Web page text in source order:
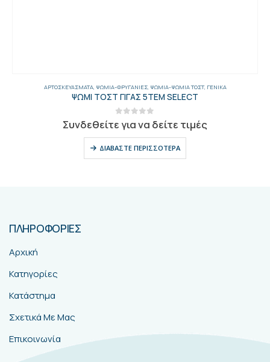
ΑΡΤΟΣΚΕΥΆΣΜΑΤΑ, ΨΩΜΙΆ-ΦΡΥΓΑΝΙΈΣ, ΨΩΜΙΆ-ΨΩΜΙΆ ΤΟΣΤ, ΓΕΝΙΚΑ
ΨΩΜΙ ΤΟΣΤ ΓΙΓΑΣ 5ΤΕΜ SELECT
out of 5
Συνδεθείτε για να δείτε τιμές
ΔΙΑΒΆΣΤΕ ΠΕΡΙΣΣΌΤΕΡΑ
ΠΛΗΡΟΦΟΡΙΕΣ
Αρχική
Κατηγορίες
Κατάστημα
Σχετικά Με Μας
Επικοινωνία